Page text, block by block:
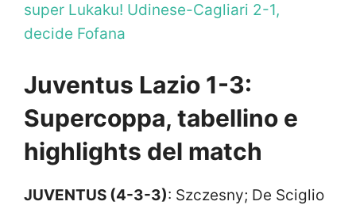
super Lukaku! Udinese-Cagliari 2-1,
decide Fofana
Juventus Lazio 1-3:
Supercoppa, tabellino e
highlights del match
JUVENTUS (4-3-3): Szczesny; De Sciglio